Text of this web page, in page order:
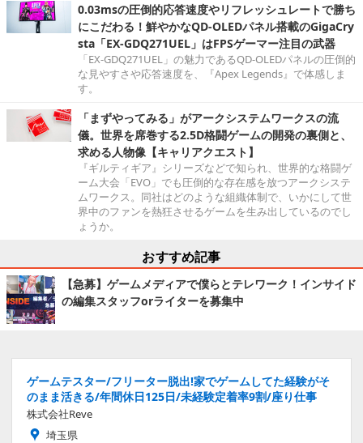
0.03msの圧倒的応答速度やリフレッシュレートで勝ち
にこだわる！鮮やかなQD-OLEDパネル搭載のGigaCry
sta「EX-GDQ271UEL」はFPSゲーマー注目の武器
「EX-GDQ271UEL」の魅力であるQD-OLEDパネルの圧倒的
な見やすさや応答速度を、『Apex Legends』で体感しま
す。
「まずやってみる」がアークシステムワークスの流
儀。世界を席巻する2.5D格闘ゲームの開発の裏側と、
求める人物像【キャリアクエスト】
『ギルティギア』シリーズなどで知られ、世界的な格闘ゲ
ーム大会「EVO」でも圧倒的な存在感を放つアークシステ
ムワークス。同社はどのような組織体制で、いかにして世
界中のファンを熱狂させるゲームを生み出しているのでし
ょうか。
おすすめ記事
【急募】ゲームメディアで僕らとテレワーク！インサイド
の編集スタッフorライターを募集中
ゲームテスター/フリーター脱出!家でゲームしてた経験がそ
のまま活きる/年間休日125日/未経験定着率9割/座り仕事
株式会社Reve
埼玉県